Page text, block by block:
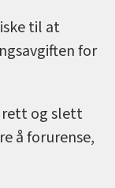
til at
for
rett og slett
å forurense,